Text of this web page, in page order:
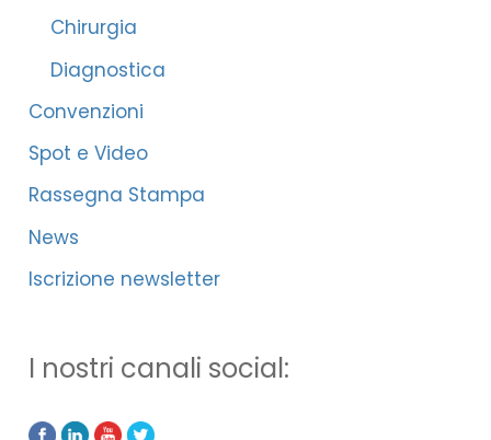
Chirurgia
Diagnostica
Convenzioni
Spot e Video
Rassegna Stampa
News
Iscrizione newsletter
I nostri canali social: